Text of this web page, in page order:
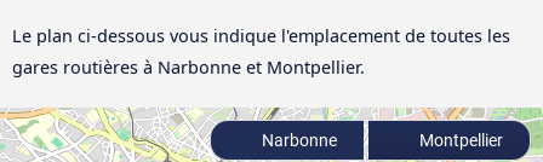
Le plan ci-dessous vous indique l'emplacement de toutes les
gares routières à Narbonne et Montpellier.
Narbonne Montpellier